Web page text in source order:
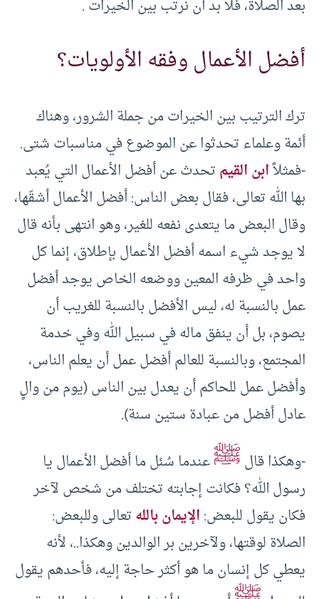
بعد الصلاة، فلا بد أن نرتب بين الخيرات .
أفضل الأعمال وفقه الأولويات؟
ترك الترتيب بين الخيرات من جملة الشرور، وهناك
أئمة وعلماء تحدثوا عن الموضوع في مناسبات شتى.
-فمثلاًابن القيمتحدث عن أفضل الأعمال التي يُعبد
بها الله تعالى، فقال بعض الناس: أفضل الأعمال أشقّها،
وقال البعض ما يتعدى نفعه للغير، وهو انتهى بأنه قال
لا يوجد شيء اسمه أفضل الأعمال بإطلاق، إنما كل
واحد في ظرفه المعين ووضعه الخاص يوجد أفضل
عمل بالنسبة له، ليس الأفضل بالنسبة للغريب أن
يصوم، بل أن ينفق ماله في سبيل الله وفي خدمة
المجتمع، وبالنسبة للعالم أفضل عمل أن يعلم الناس،
وأفضل عمل للحاكم أن يعدل بين الناس (يوم من والٍ
عادل أفضل من عبادة ستين سنة).
-وهكذا قالﷺعندما سُئل ما أفضل الأعمال يا
رسول الله؟ فكانت إجابته تختلف من شخص لآخر
فكان يقول للبعض:الإيمان باللهتعالى وللبعض:
الصلاة لوقتها، ولآخرين بر الوالدين وهكذا..، لأنه
يعطي كل إنسان ما هو أكثر حاجة إليه، فأحدهم يقول